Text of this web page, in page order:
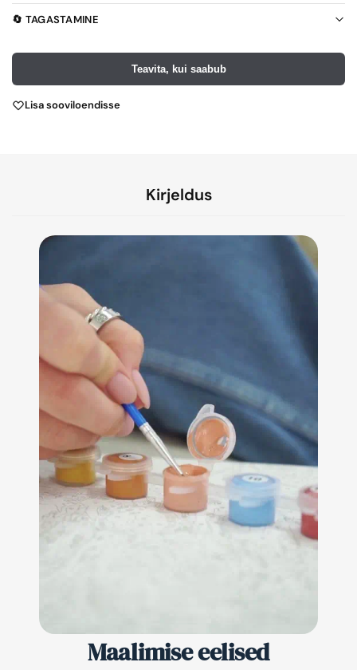
🔄 TAGASTAMINE
Teavita, kui saabub
Lisa sooviloendisse
Kirjeldus
Maalimise eelised